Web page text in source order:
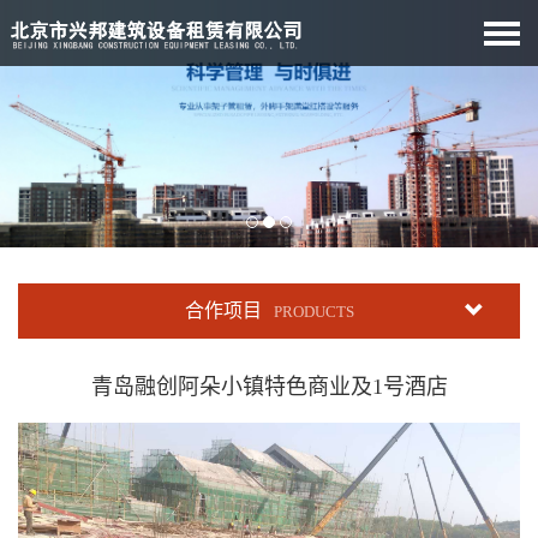
合作项目 PRODUCTS
青岛融创阿朵小镇特色商业及1号酒店